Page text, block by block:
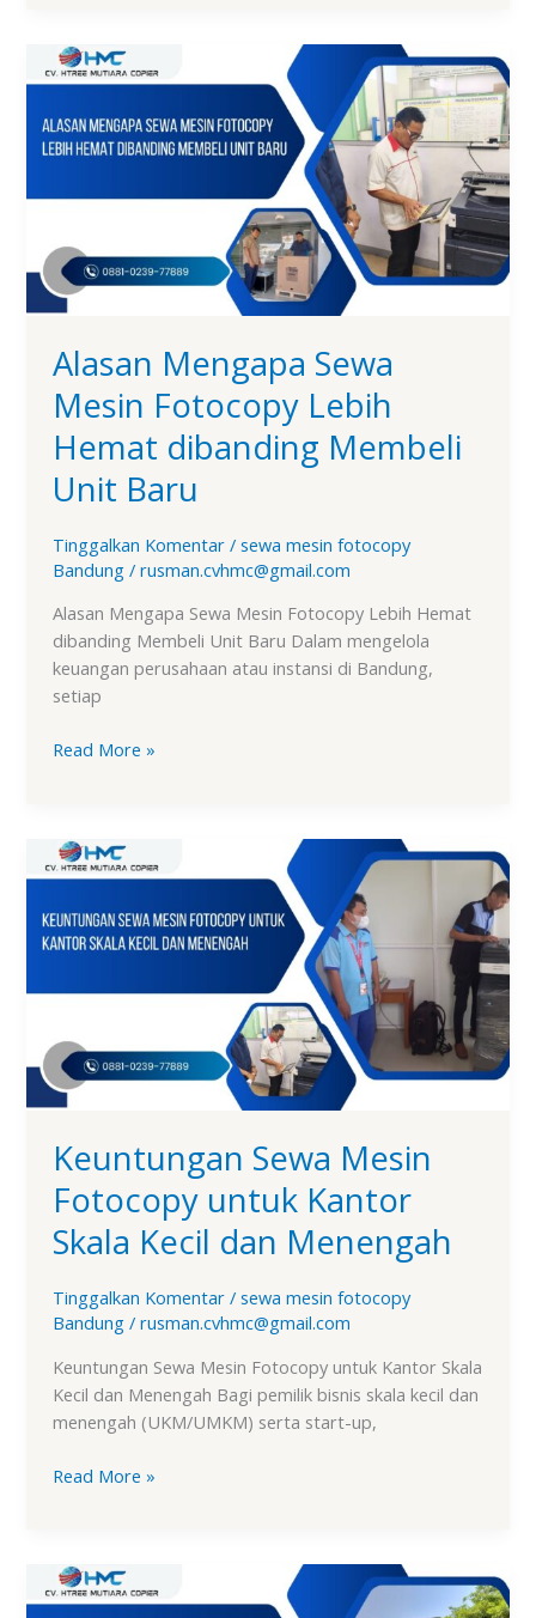
Alasan Mengapa Sewa
Mesin Fotocopy Lebih
Hemat dibanding Membeli
Unit Baru
Tinggalkan Komentar /sewa mesin fotocopy
Bandung /rusman.cvhmc@gmail.com
Alasan Mengapa Sewa Mesin Fotocopy Lebih Hemat
dibanding Membeli Unit Baru Dalam mengelola
keuangan perusahaan atau instansi di Bandung,
setiap
Alasan
Mengapa
Sewa
Mesin
Fotocopy
Lebih
dibanding
Membeli
Unit
Read More »
Keuntungan Sewa Mesin
Fotocopy untuk Kantor
Skala Kecil dan Menengah
Tinggalkan Komentar /sewa mesin fotocopy
Bandung /rusman.cvhmc@gmail.com
Keuntungan Sewa Mesin Fotocopy untuk Kantor Skala
Kecil dan Menengah Bagi pemilik bisnis skala kecil dan
menengah (UKM/UMKM) serta start-up,
Keuntungan
Sewa
Mesin
Fotocopy
Kantor
Kecil
dan
Menengah
Read More »
Bagaimana
Cara